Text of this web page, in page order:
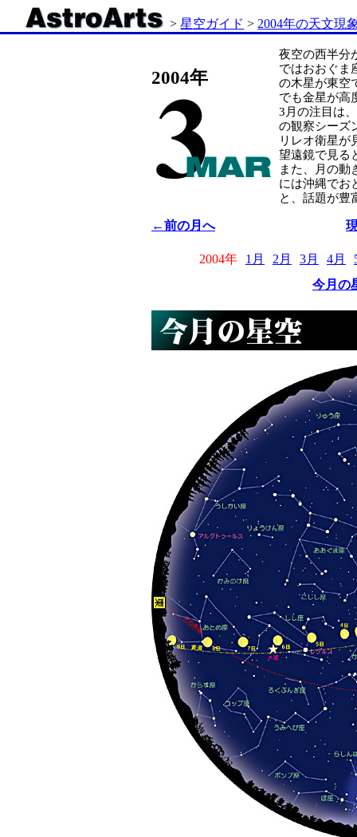
>星空ガイド > 2004年の天文現
2004年
夜空の西半分
ではおおぐま
の木星が東空
でも金星が高
3月の注目は
の観察シーズ
リレオ衛星が
望遠鏡で見る
また、月の動
には沖縄でお
と、話題が豊
←前の月へ
2004年 1月 2月 3月 4月
今月の